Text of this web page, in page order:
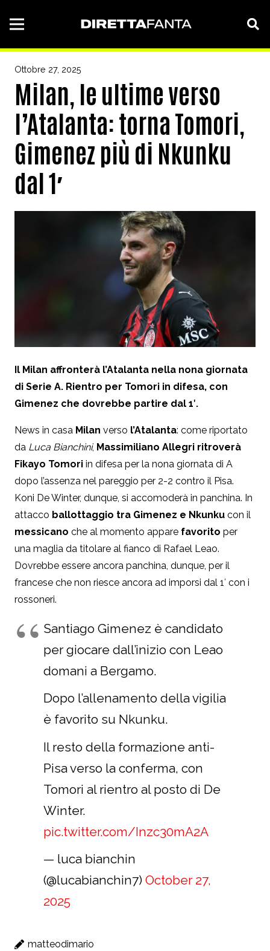
Ottobre 27, 2025
Milan, le ultime verso
l’Atalanta: torna Tomori,
Gimenez più di Nkunku
dal 1′
Il Milan affronterà l’Atalanta nella nona giornata
di Serie A. Rientro per Tomori in difesa, con
Gimenez che dovrebbe partire dal 1′.
News in casa Milan verso l’Atalanta: come riportato
da Luca Bianchini, Massimiliano Allegri ritroverà
Fikayo Tomori in difesa per la nona giornata di A
dopo l’assenza nel pareggio per 2-2 contro il Pisa.
Koni De Winter, dunque, si accomoderà in panchina. In
attacco ballottaggio tra Gimenez e Nkunku con il
messicano che al momento appare favorito per
una maglia da titolare al fianco di Rafael Leao.
Dovrebbe essere ancora panchina, dunque, per il
francese che non riesce ancora ad imporsi dal 1′ con i
rossoneri.
Santiago Gimenez è candidato
per giocare dall’inizio con Leao
domani a Bergamo.
Dopo l’allenamento della vigilia
è favorito su Nkunku.
Il resto della formazione anti-
Pisa verso la conferma, con
Tomori al rientro al posto di De
Winter.
pic.twitter.com/Inzc30mA2A
— luca bianchin
(@lucabianchin7) October 27,
2025
matteodimario